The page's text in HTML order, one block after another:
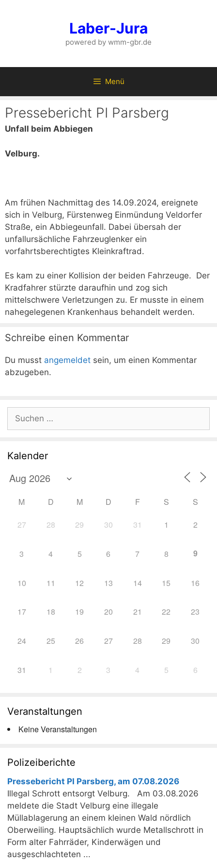
Laber-Jura
powered by wmm-gbr.de
Menü
Pressebericht PI Parsberg
Unfall beim Abbiegen
Velburg.
Am frühen Nachmittag des 14.09.2024, ereignete
sich in Velburg, Fürstenweg Einmündung Veldorfer
Straße, ein Abbiegeunfall. Dabei übersah der
unfallursächliche Fahrzeuglenker ein
vorfahrtsberechtigtes Kleinkraftrad.
Es kam zu einer Kollision der beiden Fahrzeuge. Der
Kradfahrer stürzte daraufhin und zog sich
mittelschwere Verletzungen zu. Er musste in einem
nahegelegenen Krankenhaus behandelt werden.
Schreibe einen Kommentar
Du musst angemeldet sein, um einen Kommentar
abzugeben.
nach:
Kalender
M D M D F S S
27 28 29 30 31 1 2
3 4 5 6 7 8 9
10 11 12 13 14 15 16
17 18 19 20 21 22 23
24 25 26 27 28 29 30
31 1 2 3 4 5 6
Veranstaltungen
Keine Veranstaltungen
Polizeiberichte
Pressebericht PI Parsberg, am 07.08.2026
Illegal Schrott entsorgt Velburg. Am 03.08.2026
meldete die Stadt Velburg eine illegale
Müllablagerung an einem kleinen Wald nördlich
Oberweiling. Hauptsächlich wurde Metallschrott in
Form alter Fahrräder, Kinderwägen und
ausgeschlachteten ...